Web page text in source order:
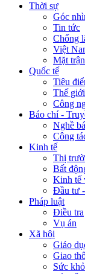
Thời sự
Góc
Tin tức
Chống
Việt
Mặt trận
Quốc tế
Tiêu
Thế
Công
Báo chí -
Nghề
Công
Kinh tế
Thị
Bất
Kinh tế
Đầu tư
Pháp luật
Điều tra
Vụ án
Xã hội
Giáo
Giao
Sức